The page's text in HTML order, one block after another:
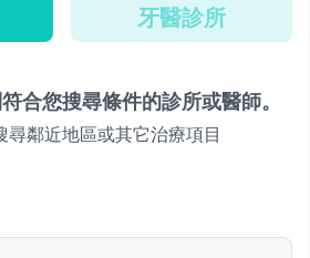
牙醫診所
合您搜尋條件的診所或醫師。
尋鄰近地區或其它治療項目